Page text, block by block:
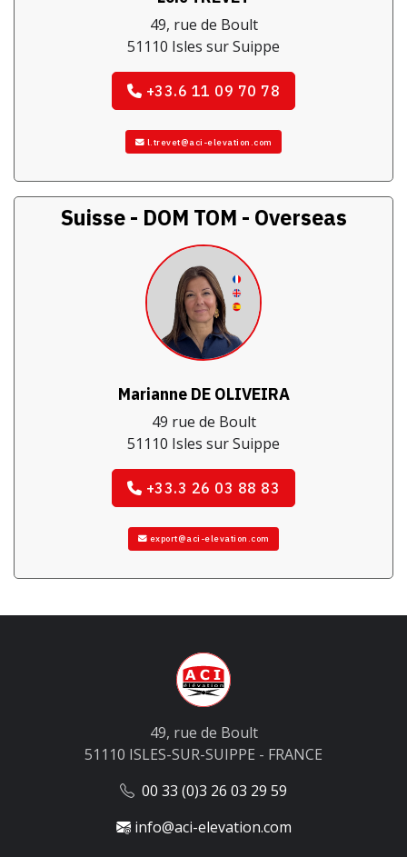
49, rue de Boult
51110 Isles sur Suippe
+33.6 11 09 70 78
l.trevet@aci-elevation.com
Suisse - DOM TOM - Overseas
Marianne DE OLIVEIRA
49 rue de Boult
51110 Isles sur Suippe
+33.3 26 03 88 83
export@aci-elevation.com
49, rue de Boult
51110 ISLES-SUR-SUIPPE - FRANCE
00 33 (0)3 26 03 29 59
info@aci-elevation.com